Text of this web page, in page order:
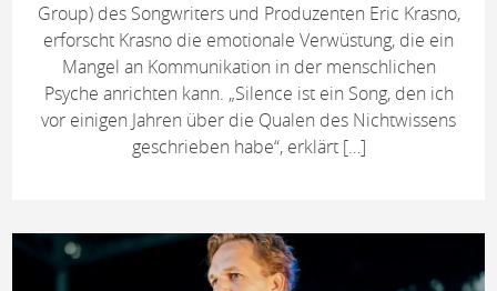
Group) des Songwriters und Produzenten Eric Krasno,
erforscht Krasno die emotionale Verwüstung, die ein
Mangel an Kommunikation in der menschlichen
Psyche anrichten kann. „Silence ist ein Song, den ich
vor einigen Jahren über die Qualen des Nichtwissens
geschrieben habe“, erklärt […]